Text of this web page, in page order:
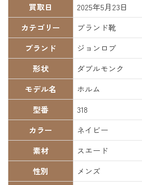
買取日
2025年5月23日
カテゴリー
ブランド靴
ブランド
ジョンロブ
形状
ダブルモンク
モデル名
ホルム
型番
318
カラー
ネイビー
素材
スエード
性別
メンズ